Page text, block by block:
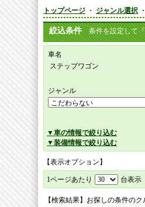
トップページ ・ ジャンル選択 ・
絞込条件 条件を設定して『
車名
ステップワゴン
ジャンル
▼車の情報で絞り込む
▼装備情報で絞り込む
【表示オプション】
1ページあたり 台表示
【検索結果】お探しの条件のク